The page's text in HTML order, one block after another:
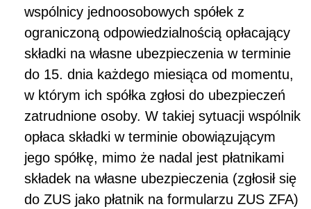
wspólnicy jednoosobowych spółek z
ograniczoną odpowiedzialnością opłacający
składki na własne ubezpieczenia w terminie
do 15. dnia każdego miesiąca od momentu,
w którym ich spółka zgłosi do ubezpieczeń
zatrudnione osoby. W takiej sytuacji wspólnik
opłaca składki w terminie obowiązującym
jego spółkę, mimo że nadal jest płatnikami
składek na własne ubezpieczenia (zgłosił się
do ZUS jako płatnik na formularzu ZUS ZFA)